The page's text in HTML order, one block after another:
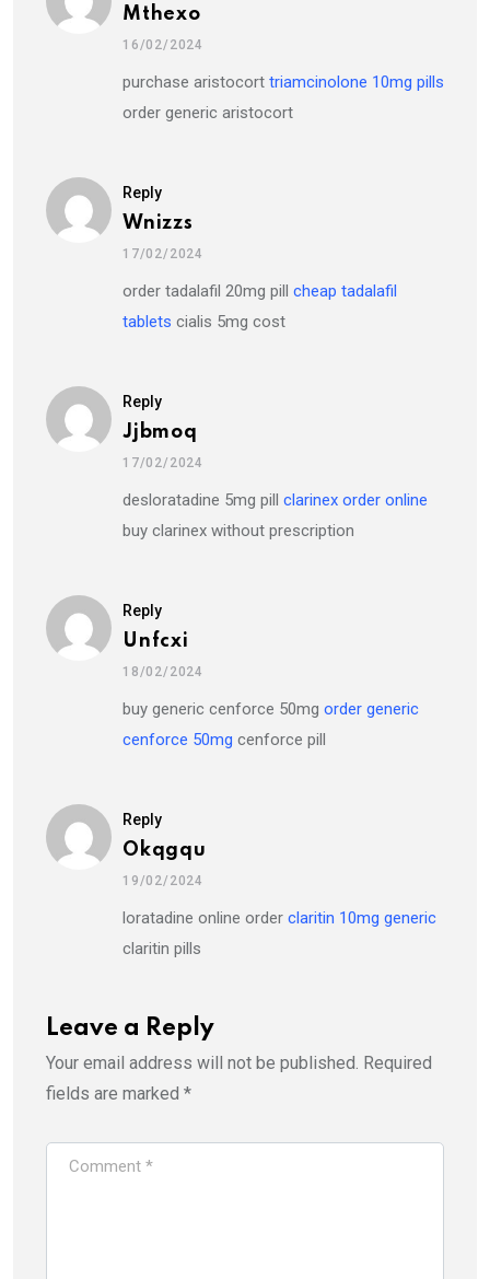
Mthexo
16/02/2024
purchase aristocort triamcinolone 10mg pills
order generic aristocort
Reply
Wnizzs
17/02/2024
order tadalafil 20mg pill cheap tadalafil
tablets cialis 5mg cost
Reply
Jjbmoq
17/02/2024
desloratadine 5mg pill clarinex order online
buy clarinex without prescription
Reply
Unfcxi
18/02/2024
buy generic cenforce 50mg order generic
cenforce 50mg cenforce pill
Reply
Okqgqu
19/02/2024
loratadine online order claritin 10mg generic
claritin pills
Leave a Reply
Your email address will not be published. Required
fields are marked *